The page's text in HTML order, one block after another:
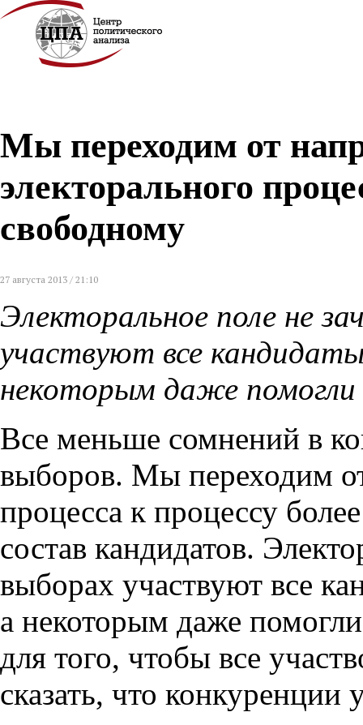
Мы переходим от
электорального
свободному
27 августа 2013 / 21:10
Электоральное поле не
участвуют все
некоторым даже помогли
Все меньше сомнений в
выборов. Мы переходим
процесса к процессу
состав кандидатов.
выборах участвуют все
а некоторым даже
для того, чтобы все
сказать, что конкуренции